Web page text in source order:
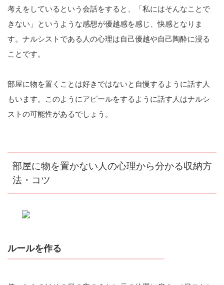
考えをしているという会話をすると、「私にはそんなことで
きない」というような感想が優越感を感じ、快感となりま
す。ナルシストである人の心理は自己優越や自己陶酔に浸る
ことです。
部屋に物を置くことは好きではないと自慢するように話す人
もいます。このようにアピールをするように話す人はナルシ
ストの可能性があるでしょう。
部屋に物を置かない人の心理から分かる収納方
法・コツ
ルールを作る